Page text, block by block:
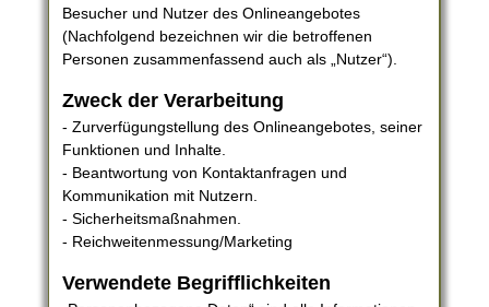
Besucher und Nutzer des Onlineangebotes
(Nachfolgend bezeichnen wir die betroffenen
Personen zusammenfassend auch als „Nutzer“).
Zweck der Verarbeitung
- Zurverfügungstellung des Onlineangebotes, seiner
Funktionen und Inhalte.
- Beantwortung von Kontaktanfragen und
Kommunikation mit Nutzern.
- Sicherheitsmaßnahmen.
- Reichweitenmessung/Marketing
Verwendete Begrifflichkeiten